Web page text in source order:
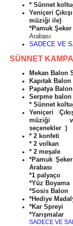
* Sünnet
Yeniçeri
müziği ile)
*Pamuk
Arabası
SADECE VE
SÜNNET
Mekan Balon
Kapıtak Balon
Papatya
Serpme balon
* Sünnet
Yeniçeri
müziği
seçenekler )
* 2 konfeti
* 2 volkan
* 2 meşale
*Pamuk
Arabası
*1 palyaço
*Yüz Boyama
*Sosis Balon
*Hediye
*Kar Spreyi
*Yarışmalar
SADECE VE